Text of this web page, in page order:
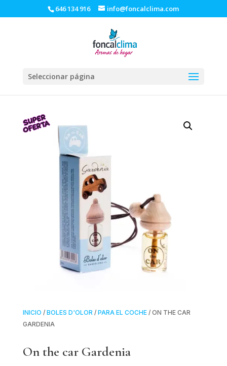
646 134 916 info@foncalclima.com
Seleccionar página
INICIO / BOLES D'OLOR/ PARA EL COCHE/ ON THE CAR
GARDENIA
On the car Gardenia